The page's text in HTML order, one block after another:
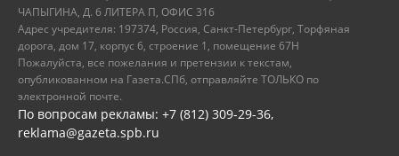
ЧАПЫГИНА, Д. 6 ЛИТЕРА П, ОФИС 316
Адрес учредителя: 197374, Россия, Санкт-Петербург, Торфяная
дорога, дом 17, корпус 6, строение 1, помещение 67Н
Пожалуйста, все пожелания и претензии к текстам,
опубликованном на Газета.СПб, отправляйте ТОЛЬКО по
электронной почте.
По вопросам рекламы: +7 (812) 309-29-36,
reklama@gazeta.spb.ru